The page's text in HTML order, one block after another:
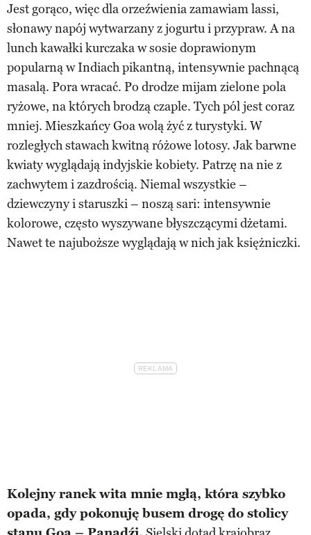
Jest gorąco, więc dla orzeźwienia zamawiam lassi,
słonawy napój wytwarzany z jogurtu i przypraw. A na
lunch kawałki kurczaka w sosie doprawionym
popularną w Indiach pikantną, intensywnie pachnącą
masalą. Pora wracać. Po drodze mijam zielone pola
ryżowe, na których brodzą czaple. Tych pól jest coraz
mniej. Mieszkańcy Goa wolą żyć z turystyki. W
rozległych stawach kwitną różowe lotosy. Jak barwne
kwiaty wyglądają indyjskie kobiety. Patrzę na nie z
zachwytem i zazdrością. Niemal wszystkie –
dziewczyny i staruszki – noszą sari: intensywnie
kolorowe, często wyszywane błyszczącymi dżetami.
Nawet te najuboższe wyglądają w nich jak księżniczki.
Kolejny ranek wita mnie mgłą, która szybko
opada, gdy pokonuję busem drogę do stolicy